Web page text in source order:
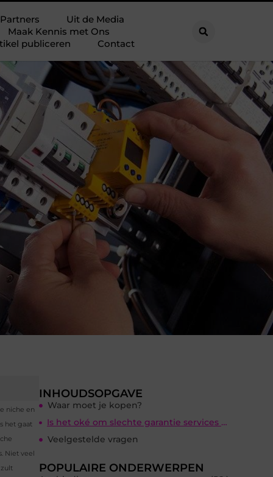
Partners
Uit de Media
Maak Kennis met Ons
publiceren
Contact
niche en
het gaat
Niet veel
INHOUDSOPGAVE
Waar moet je kopen?
Is het oké om slechte garantie services te hebben?
Veelgestelde vragen
POPULAIRE ONDERWERPEN